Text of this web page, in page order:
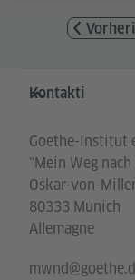
Service- und
Kontakti
Goethe-Institut
"Mein Weg
Oskar-von-
80333 Munich
Allemagne